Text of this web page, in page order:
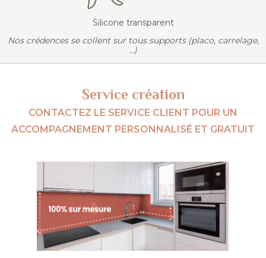
Silicone transparent
Nos crédences se collent sur tous supports (placo, carrelage,
...)
Service création
CONTACTEZ LE SERVICE CLIENT POUR UN
ACCOMPAGNEMENT PERSONNALISÉ ET GRATUIT